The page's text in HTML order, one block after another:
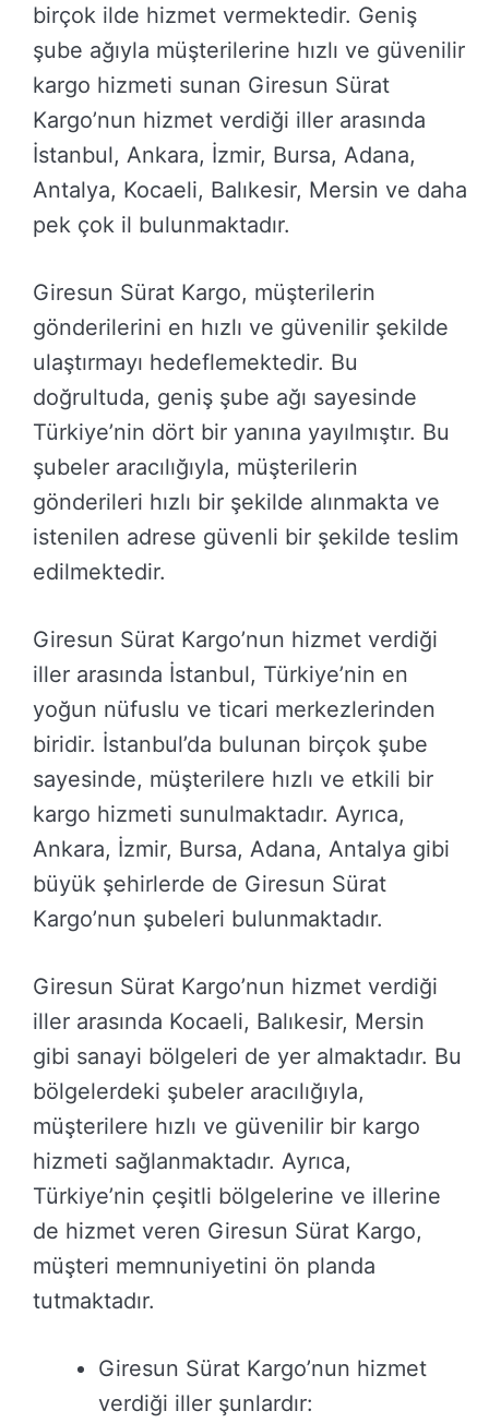
birçok ilde hizmet vermektedir. Geniş
şube ağıyla müşterilerine hızlı ve güvenilir
kargo hizmeti sunan Giresun Sürat
Kargo’nun hizmet verdiği iller arasında
İstanbul, Ankara, İzmir, Bursa, Adana,
Antalya, Kocaeli, Balıkesir, Mersin ve daha
pek çok il bulunmaktadır.
Giresun Sürat Kargo, müşterilerin
gönderilerini en hızlı ve güvenilir şekilde
ulaştırmayı hedeflemektedir. Bu
doğrultuda, geniş şube ağı sayesinde
Türkiye’nin dört bir yanına yayılmıştır. Bu
şubeler aracılığıyla, müşterilerin
gönderileri hızlı bir şekilde alınmakta ve
istenilen adrese güvenli bir şekilde teslim
edilmektedir.
Giresun Sürat Kargo’nun hizmet verdiği
iller arasında İstanbul, Türkiye’nin en
yoğun nüfuslu ve ticari merkezlerinden
biridir. İstanbul’da bulunan birçok şube
sayesinde, müşterilere hızlı ve etkili bir
kargo hizmeti sunulmaktadır. Ayrıca,
Ankara, İzmir, Bursa, Adana, Antalya gibi
büyük şehirlerde de Giresun Sürat
Kargo’nun şubeleri bulunmaktadır.
Giresun Sürat Kargo’nun hizmet verdiği
iller arasında Kocaeli, Balıkesir, Mersin
gibi sanayi bölgeleri de yer almaktadır. Bu
bölgelerdeki şubeler aracılığıyla,
müşterilere hızlı ve güvenilir bir kargo
hizmeti sağlanmaktadır. Ayrıca,
Türkiye’nin çeşitli bölgelerine ve illerine
de hizmet veren Giresun Sürat Kargo,
müşteri memnuniyetini ön planda
tutmaktadır.
Giresun Sürat Kargo’nun hizmet
verdiği iller şunlardır: